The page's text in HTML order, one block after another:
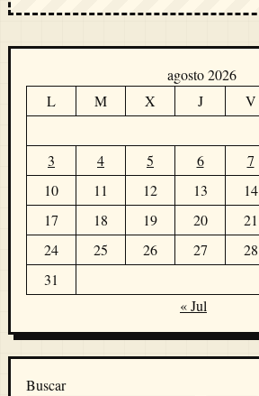
agosto 2026
L
M X J V
3
4 5 6 7
10
11 12 13 14
17
18 19 20 21
24
25 26 27 28
31
« Jul
Buscar